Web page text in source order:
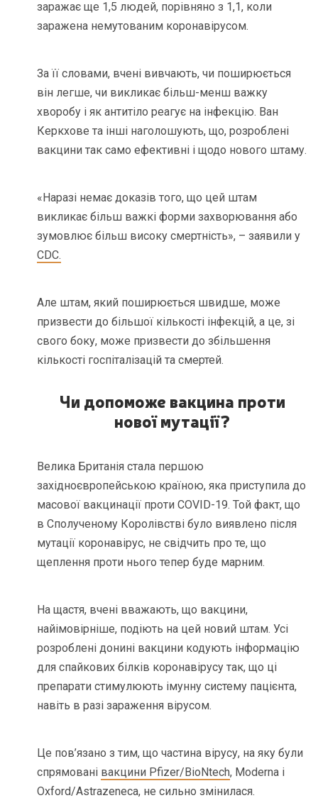
заражає ще 1,5 людей, порівняно з 1,1, коли
заражена немутованим коронавірусом.
За її словами, вчені вивчають, чи поширюється
він легше, чи викликає більш-менш важку
хворобу і як антитіло реагує на інфекцію. Ван
Керкхове та інші наголошують, що, розроблені
вакцини так само ефективні і щодо нового штаму.
«Наразі немає доказів того, що цей штам
викликає більш важкі форми захворювання або
зумовлює більш високу смертність», – заявили у
CDC.
Але штам, який поширюється швидше, може
призвести до більшої кількості інфекцій, а це, зі
свого боку, може призвести до збільшення
кількості госпіталізацій та смертей.
Чи допоможе вакцина проти
нової мутації?
Велика Британія стала першою
західноєвропейською країною, яка приступила до
масової вакцинації проти COVID-19. Той факт, що
в Сполученому Королівстві було виявлено після
мутації коронавірус, не свідчить про те, що
щеплення проти нього тепер буде марним.
На щастя, вчені вважають, що вакцини,
найімовірніше, подіють на цей новий штам. Усі
розроблені донині вакцини кодують інформацію
для спайкових білків коронавірусу так, що ці
препарати стимулюють імунну систему пацієнта,
навіть в разі зараження вірусом.
Це пов’язано з тим, що частина вірусу, на яку були
спрямовані вакцини Pfizer/BioNtech, Moderna і
Oxford/Astrazeneca, не сильно змінилася.